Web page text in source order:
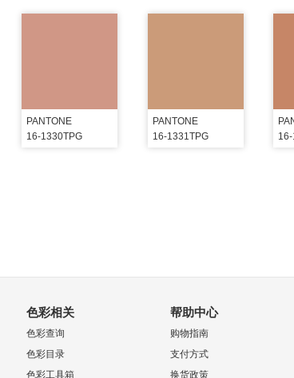
PANTONE
16-1330TPG
PANTONE
16-1331TPG
色彩相关
色彩查询
色彩目录
色彩工具箱
帮助中心
购物指南
支付方式
换货政策